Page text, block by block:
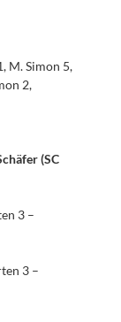
M. Simon 5,
2,
(SC
3 –
3 –